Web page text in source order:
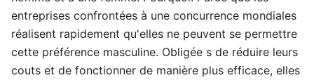
entreprises confrontées à une concurrence mondiales
réalisent rapidement qu'elles ne peuvent se permettre
cette préférence masculine. Obligée s de réduire leurs
couts et de fonctionner de manière plus efficace, elles